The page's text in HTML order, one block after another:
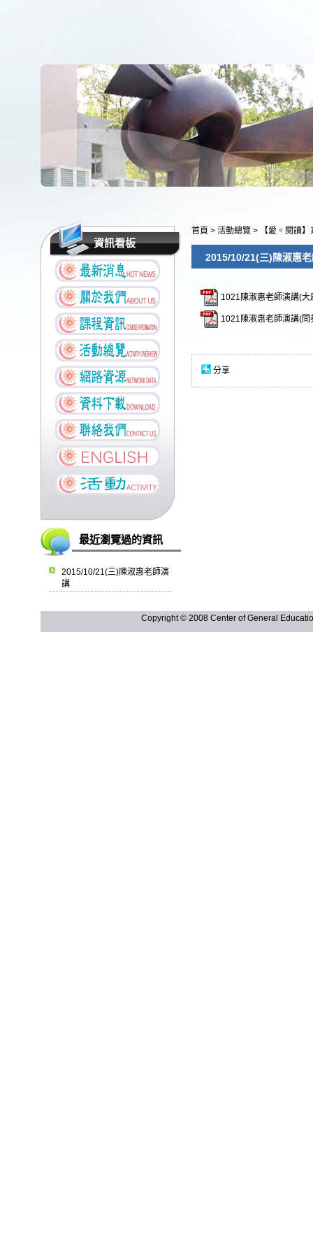
資訊看板
最近瀏覽過的資訊
2015/10/21(三)陳淑惠老師演
講
首頁 > 活動總覽 > 【愛。閱讀
2015/10/21(三)陳淑惠
1021陳淑惠老師演講(大
1021陳淑惠老師演講(問
分享
Copyright © 2008 Center of General